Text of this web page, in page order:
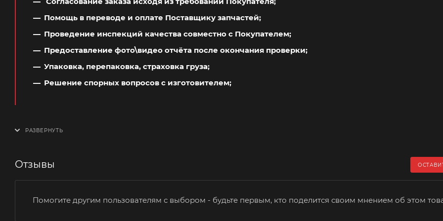
Помощь в переводе и оплате Поставщику запчастей;
Проведение инспекций качества совместно с Покупателем;
Предоставление фото\видео отчёта после окончания проверки;
Упаковка, перепаковка, страховка груза;
Решение спорных вопросов с изготовителем;
Отзывы
Помогите другим пользователям с выбором - будьте первым, кто поделится своим мнением об этом